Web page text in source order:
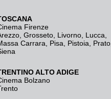
Firenze
Grosseto Livorno Lucca
Carrara
Pisa Pistoia Prato
ALTO ADIGE
Bolzano